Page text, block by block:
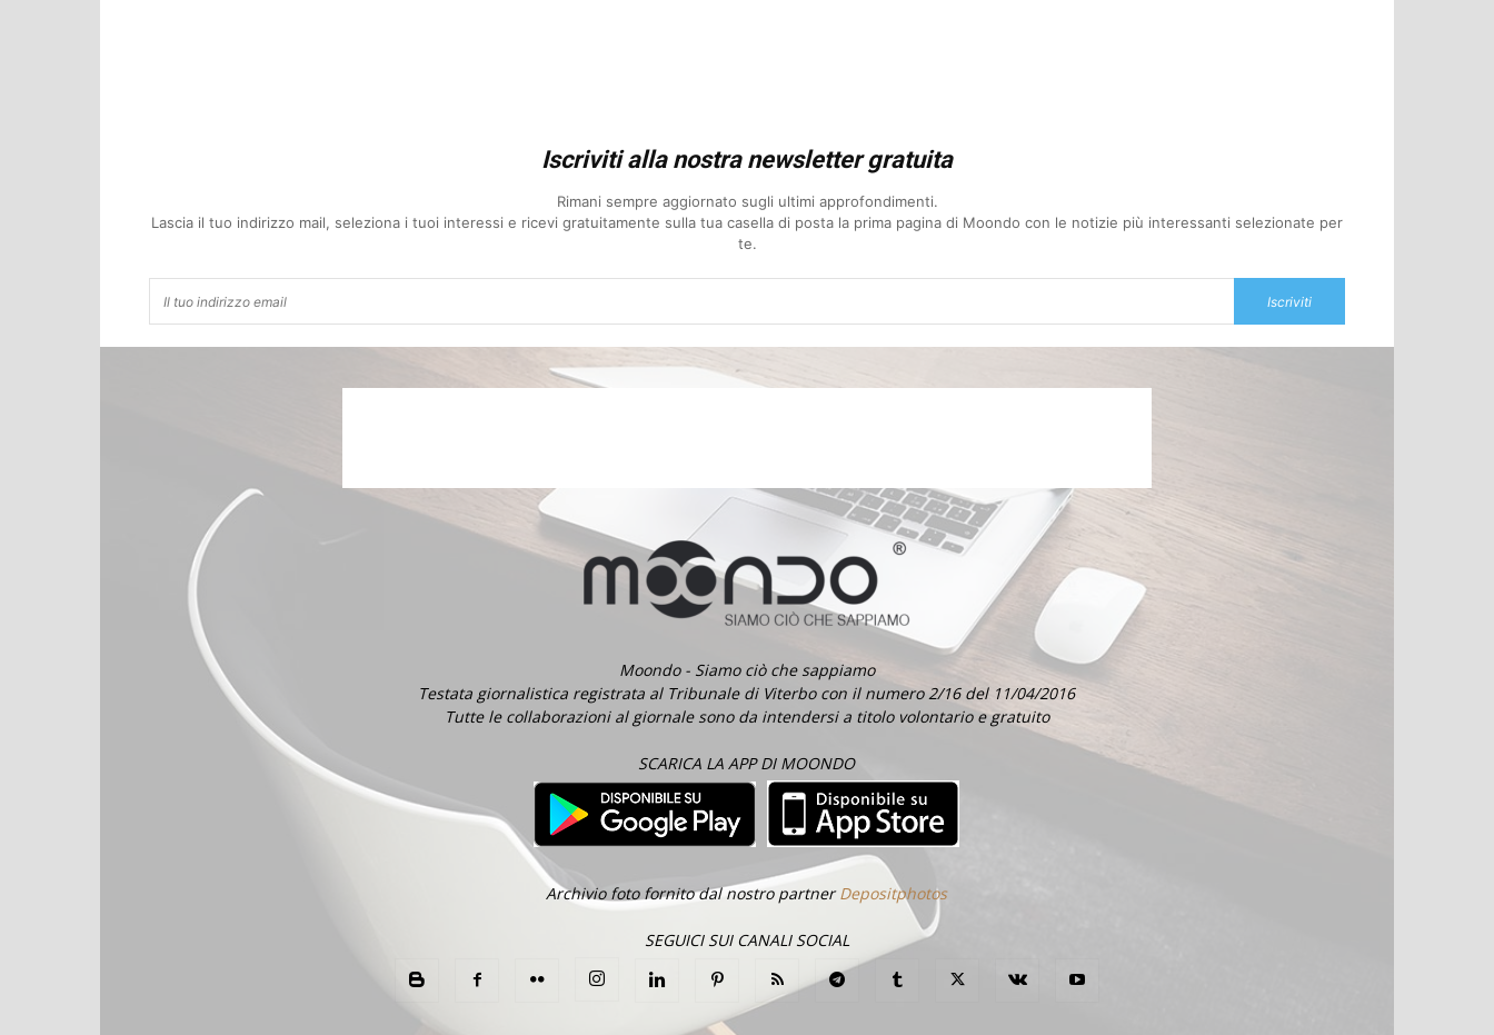
Iscriviti alla nostra newsletter gratuita
Rimani sempre aggiornato sugli ultimi approfondimenti.
Lascia il tuo indirizzo mail, seleziona i tuoi interessi e ricevi gratuitamente sulla tua casella di posta la prima pagina di Moondo con le notizie più interessanti selezionate per
te.
Iscriviti
Moondo - Siamo ciò che sappiamo
Testata giornalistica registrata al Tribunale di Viterbo con il numero 2/16 del 11/04/2016
Tutte le collaborazioni al giornale sono da intendersi a titolo volontario e gratuito
SCARICA LA APP DI MOONDO
Archivio foto fornito dal nostro partnerDepositphotos
SEGUICI SUI CANALI SOCIAL